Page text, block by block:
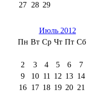
27 28 29
Июль 2012
Пн Вт Ср Чт Пт Сб
2
3 4 5 6 7
9
10 11 12 13 14
16 17 18 19 20 21